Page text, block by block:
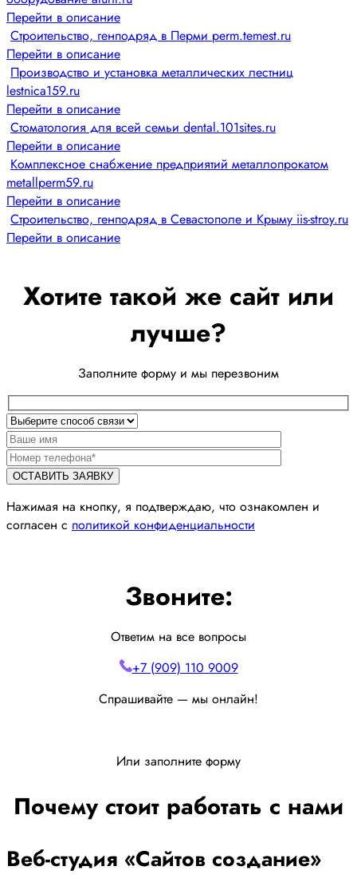
Перейти в описание
Строительство, генподряд в Перми perm.temest.ru
Перейти в описание
Производство и установка металлических лестниц
lestnica159.ru
Перейти в описание
Стоматология для всей семьи dental.101sites.ru
Перейти в описание
Комплексное снабжение предприятий металлопрокатом
metallperm59.ru
Перейти в описание
Строительство, генподряд в Севастополе и Крыму iis-stroy.ru
Перейти в описание
Хотите такой же сайт или
лучше?
Заполните форму и мы перезвоним
Нажимая на кнопку, я подтверждаю, что ознакомлен и
согласен с политикой конфиденциальности
Звоните:
Ответим на все вопросы
+7 (909) 110 9009
Спрашивайте — мы онлайн!
Или заполните форму
Почему стоит работать с нами
Веб-студия «Сайтов создание»